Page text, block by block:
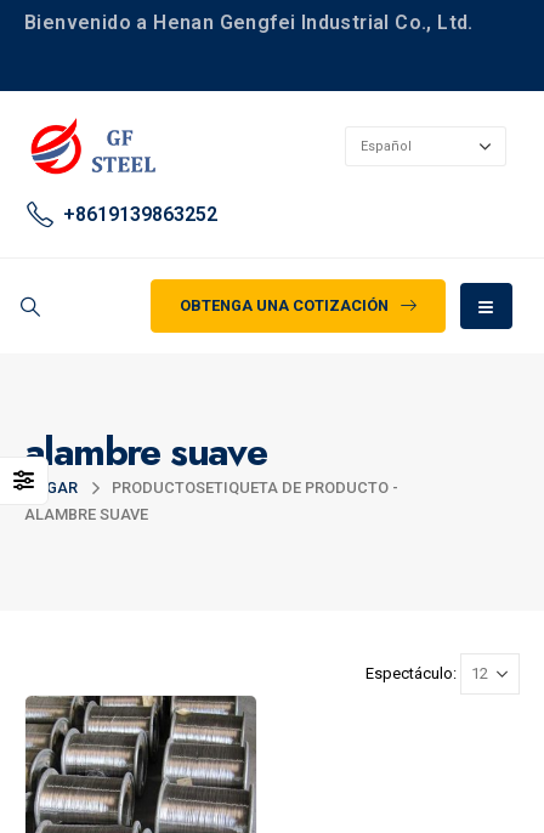
Bienvenido a Henan Gengfei Industrial Co., Ltd.
+8619139863252
OBTENGA UNA COTIZACIÓN
alambre suave
HOGAR PRODUCTOSETIQUETA DE PRODUCTO -
ALAMBRE SUAVE
Espectáculo: